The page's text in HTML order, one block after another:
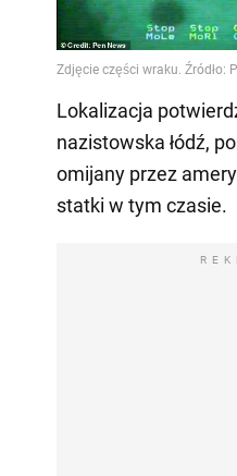
Lokalizacja
nazistowska łódź,
omijany przez
statki w tym czasie.